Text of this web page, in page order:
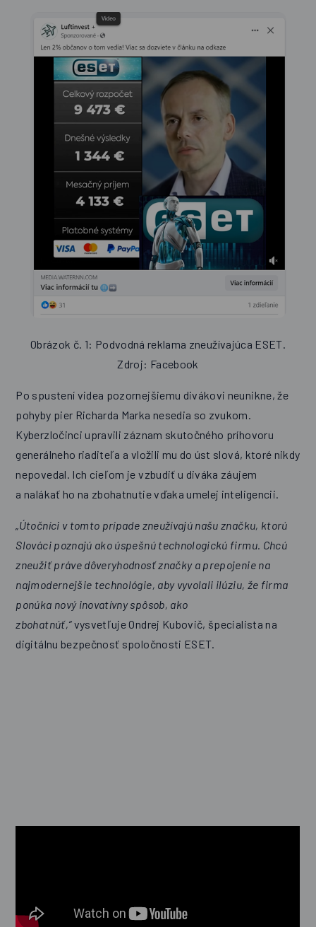
Obrázok č. 1: Podvodná reklama zneužívajúca ESET.
Zdroj: Facebook
Po spustení videa pozornejšiemu divákovi neunikne, že
pohyby pier Richarda Marka nesedia so zvukom.
Kyberzločinci upravili záznam skutočného príhovoru
generálneho riaditeľa a vložili mu do úst slová, ktoré nikdy
nepovedal. Ich cieľom je vzbudiť u diváka záujem
a nalákať ho na zbohatnutie vďaka umelej inteligencii.
„Útočníci v tomto prípade zneužívajú našu značku, ktorú
Slováci poznajú ako úspešnú technologickú firmu. Chcú
zneužiť práve dôveryhodnosť značky a prepojenie na
najmodernejšie technológie, aby vyvolali ilúziu, že firma
ponúka nový inovatívny spôsob, ako
zbohatnúť,“vysvetľuje Ondrej Kubovič, špecialista na
digitálnu bezpečnosť spoločnosti ESET.